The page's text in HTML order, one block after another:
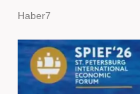
Haber7